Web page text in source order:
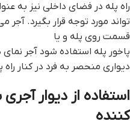
راه پله در فضای داخلی نیز به
تواند مورد توجه قرار بگیرد.
قسمت روی پله و یا
پاخور پله استفاده شود آجر نمای
دیواری منحصر به فرد در کنار
استفاده از دیوار
کننده